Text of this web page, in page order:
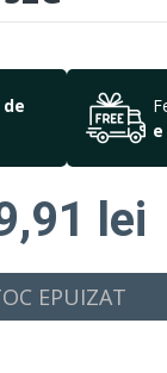
de
lei
EPUIZAT